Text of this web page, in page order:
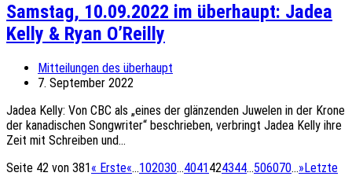
Samstag, 10.09.2022 im überhaupt: Jadea
Kelly & Ryan O’Reilly
Mitteilungen des überhaupt
7. September 2022
Jadea Kelly: Von CBC als „eines der glänzenden Juwelen in der Krone
der kanadischen Songwriter“ beschrieben, verbringt Jadea Kelly ihre
Zeit mit Schreiben und...
Seite 42 von 381« Erste«...102030...4041 424344...506070...» Letzte